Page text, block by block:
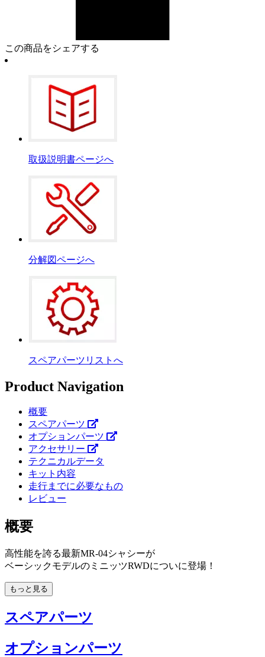
この商品をシェアする
取扱説明書ページへ
分解図ページへ
スペアパーツリストへ
Product Navigation
概要
スペアパーツ
オプションパーツ
アクセサリー
テクニカルデータ
キット内容
走行までに必要なもの
レビュー
概要
高性能を誇る最新MR-04シャシーが
ベーシックモデルのミニッツRWDについに登場！
もっと見る
スペアパーツ
オプションパーツ